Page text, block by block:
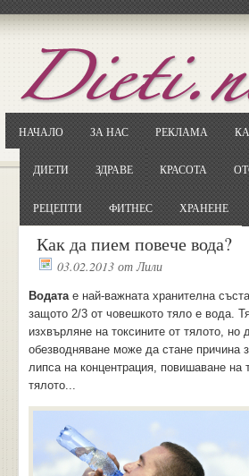
НАЧАЛО ЗА НАС РЕКЛАМА
ДИЕТИ ЗДРАВЕ КРАСОТА
РЕЦЕПТИ ФИТНЕС ХРАНЕНЕ
Как да пием повече вода?
03.02.2013 отЛили
Водатае най-важната хранителна
защото 2/3 от човешкото тяло е вода.
изхвърляне на токсините от тялото, но
обезводняване може да стане причина
липса на концентрация, повишаване на
тялото...
ОтворетеGoogle.bg
Потърсете "Cloxy"
Кликнете на първия резултат
... и я въведете в полето: